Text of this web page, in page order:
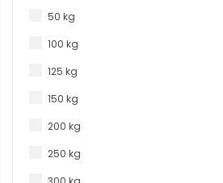
50 kg
100 kg
125 kg
150 kg
200 kg
250 kg